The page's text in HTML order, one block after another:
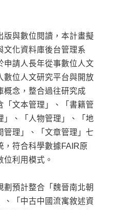
版與數位閱讀，本計畫擬
文化資料庫後台管理系
申請人長年從事數位人文
數位人文研究平台與開放
概念，整合過往研究成
「文本管理」、「書籍管
」、「人物管理」、「地
管理」、「文章管理」七
，符合科學數據FAIR原
位利用模式。
劃預計整合「魏晉南北朝
、「中古中國流寓敘述資